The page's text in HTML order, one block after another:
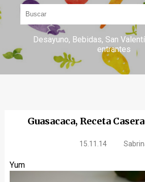
Desayuno Bebidas San
entrantes
Guasacaca, Receta
15.11.14
Yum